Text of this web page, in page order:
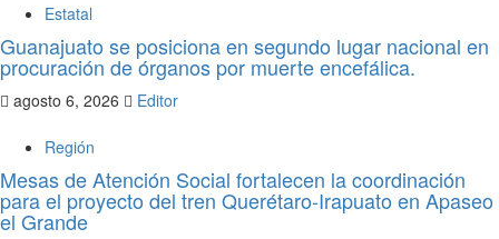
Estatal
Guanajuato se posiciona en segundo lugar nacional en
procuración de órganos por muerte encefálica.
agosto 6, 2026 Editor
Región
Mesas de Atención Social fortalecen la coordinación
para el proyecto del tren Querétaro-Irapuato en Apaseo
el Grande